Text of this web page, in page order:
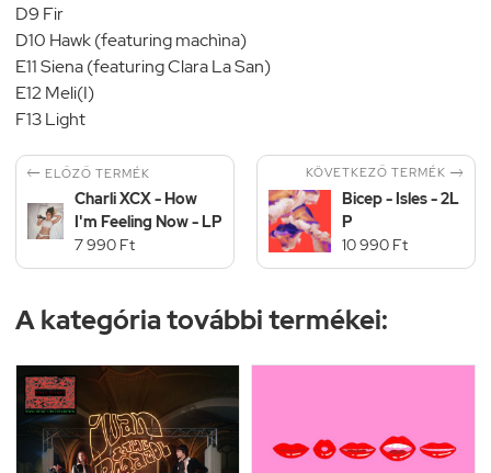
D9 Fir
D10 Hawk (featuring machìna)
E11 Siena (featuring Clara La San)
E12 Meli(I)
F13 Light
 ELŐZŐ TERMÉK
Charli XCX - How
I'm Feeling Now - LP
7 990 Ft
KÖVETKEZŐ TERMÉK 
Bicep - Isles - 2L
P
10 990 Ft
A kategória további termékei: